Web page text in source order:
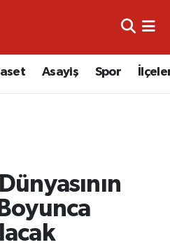
Asayiş Spor
ve Fikstür